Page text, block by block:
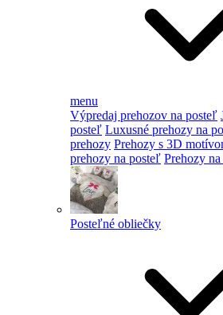
menu
Výpredaj prehozov na posteľ
posteľ Luxusné prehozy na
prehozy Prehozy s 3D
prehozy na posteľ Prehozy
Posteľné obliečky